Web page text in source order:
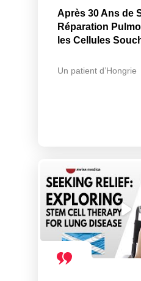
Après 30 Ans de
Réparation
les Cellules
Un patient d’Hongrie